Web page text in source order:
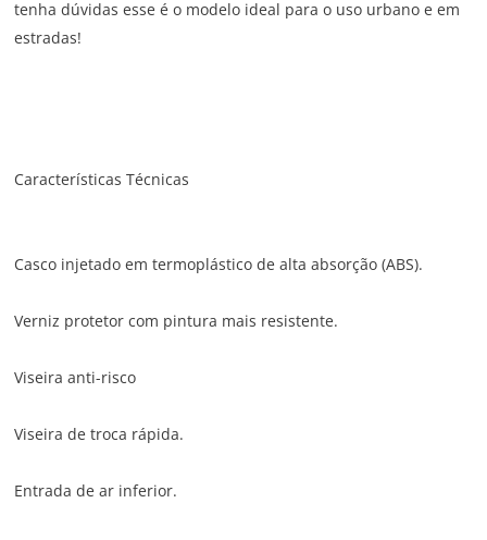
tenha dúvidas esse é o modelo ideal para o uso urbano e em
estradas!
Características Técnicas
Casco injetado em termoplástico de alta absorção (ABS).
Verniz protetor com pintura mais resistente.
Viseira anti-risco
Viseira de troca rápida.
Entrada de ar inferior.